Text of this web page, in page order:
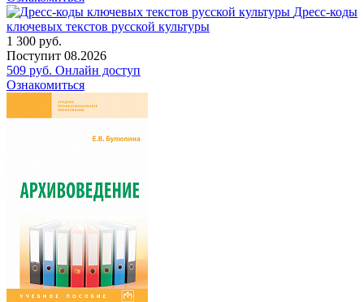
Дресс-коды
ключевых текстов русской культуры
1 300 руб.
Поступит 08.2026
509 руб. Онлайн доступ
Ознакомиться